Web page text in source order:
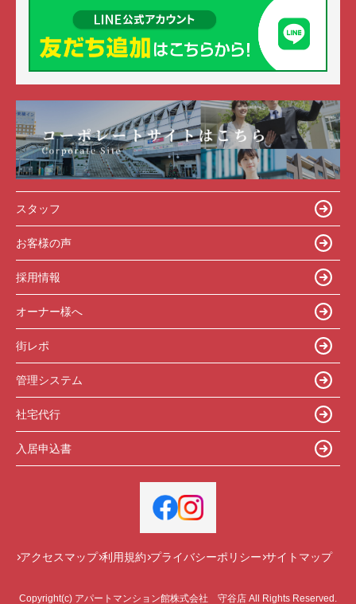
スタッフ
お客様の声
採用情報
オーナー様へ
街レポ
管理システム
社宅代行
入居申込書
アクセスマップ 利用規約 プライバシーポリシー サイトマップ
Copyright(c) アパートマンション館株式会社 守谷店 All Rights Reserved.